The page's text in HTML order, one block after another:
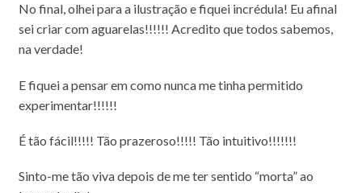
No final, olhei para a ilustração e fiquei incrédula! Eu afinal
sei criar com aguarelas!!!!!! Acredito que todos sabemos,
na verdade!
E fiquei a pensar em como nunca me tinha permitido
experimentar!!!!!!
É tão fácil!!!!! Tão prazeroso!!!!! Tão intuitivo!!!!!!!
Sinto-me tão viva depois de me ter sentido “morta” ao